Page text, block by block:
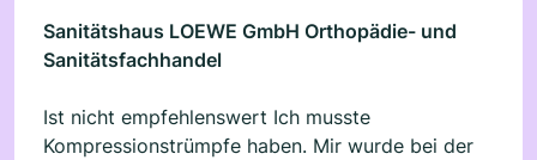
Sanitätshaus LOEWE GmbH Orthopädie- und
Sanitätsfachhandel
Ist nicht empfehlenswert Ich musste
Kompressionstrümpfe haben. Mir wurde bei der